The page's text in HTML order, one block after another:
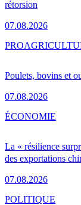
rétorsion
07.08.2026
Poulets, bovins et
07.08.2026
PRO
La « résilience
des exportations
07.08.2026
ÉCONOMIE
POLITIQUE